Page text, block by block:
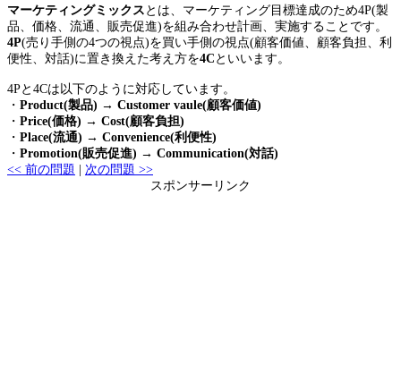
マーケティングミックス とは、マーケティング目標達成のため4P(製
品、価格、流通、販売促進)を組み合わせ計画、実施することです。
4P(売り手側の4つの視点)を買い手側の視点(顧客価値、顧客負担、利
便性、対話)に置き換えた考え方を4C といいます。
4Pと4Cは以下のように対応しています。
・ Product(製品) → Customer vaule(顧客価値)
・ Price(価格) → Cost(顧客負担)
・ Place(流通) → Convenience(利便性)
・ Promotion(販売促進) → Communication(対話)
<< 前の問題
次の問題 >>
スポンサーリンク